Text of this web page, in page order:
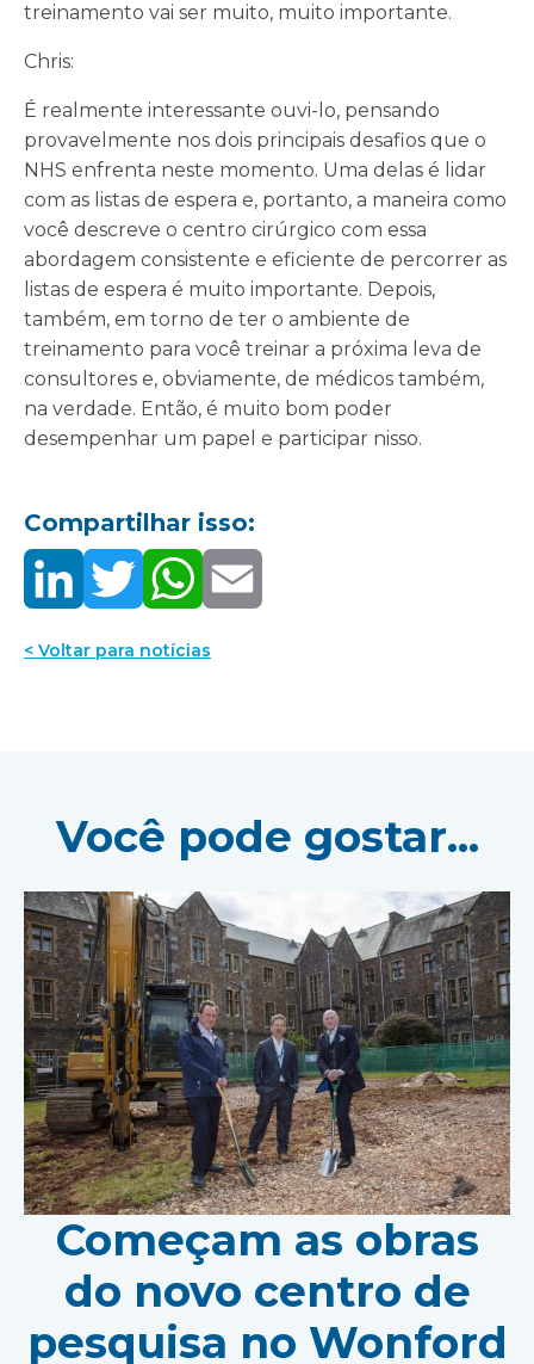
treinamento vai ser muito, muito importante.
Chris:
É realmente interessante ouvi-lo, pensando
provavelmente nos dois principais desafios que o
NHS enfrenta neste momento. Uma delas é lidar
com as listas de espera e, portanto, a maneira como
você descreve o centro cirúrgico com essa
abordagem consistente e eficiente de percorrer as
listas de espera é muito importante. Depois,
também, em torno de ter o ambiente de
treinamento para você treinar a próxima leva de
consultores e, obviamente, de médicos também,
na verdade. Então, é muito bom poder
desempenhar um papel e participar nisso.
Compartilhar isso:
< Voltar para notícias
Você pode gostar...
Começam as obras
do novo centro de
pesquisa no Wonford